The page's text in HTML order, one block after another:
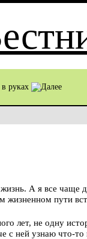
руках
А я все
жизненном пути
лет, не одну
с ней узнаю что-то